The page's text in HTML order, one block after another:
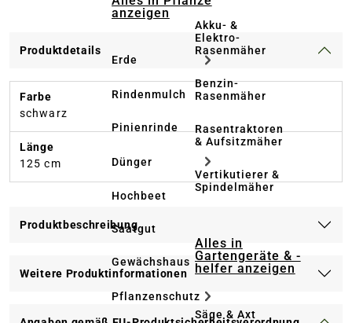
anzeigen
Erde
Rindenmulch
Pinienrinde
Dünger
Hochbeet
Saatgut
Gewächshaus
Pflanzenschutz
Akku- &
Elektro-
Rasenmäher
Benzin-
Rasenmäher
Rasentraktoren
& Aufsitzmäher
Vertikutierer &
Spindelmäher
Alles in
Gartengeräte & -
helfer anzeigen
Säge & Axt
Produktdetails
Farbe
schwarz
Länge
125 cm
Produktbeschreibung
Weitere Produktinformationen